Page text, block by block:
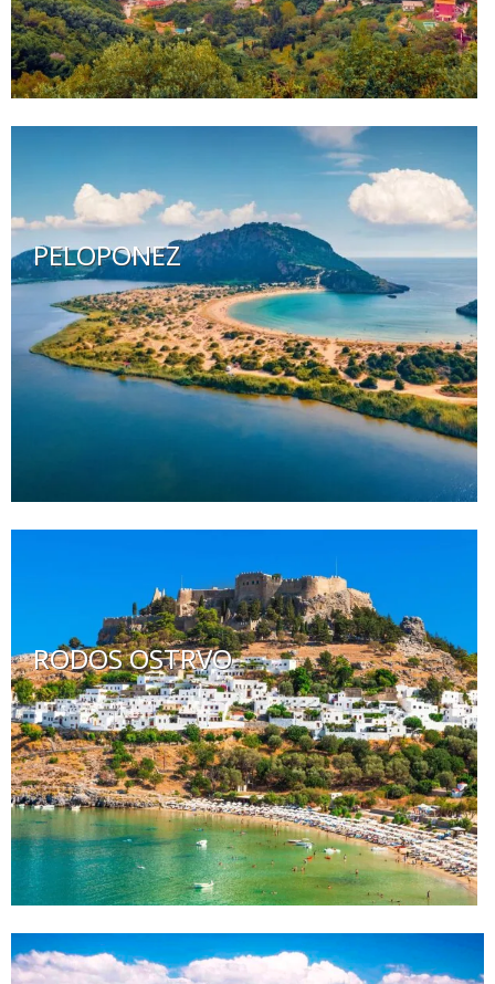
PELOPONEZ
RODOS OSTRVO